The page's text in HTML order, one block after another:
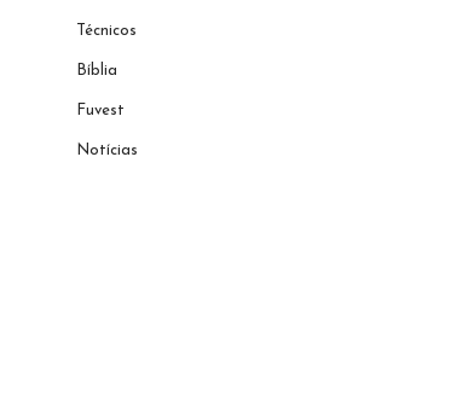
Técnicos
Bíblia
Fuvest
Notícias